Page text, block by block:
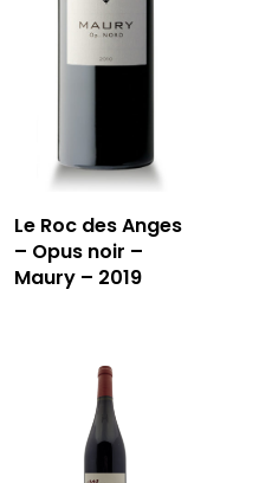
Le Roc des Anges
– Opus noir –
Maury – 2019